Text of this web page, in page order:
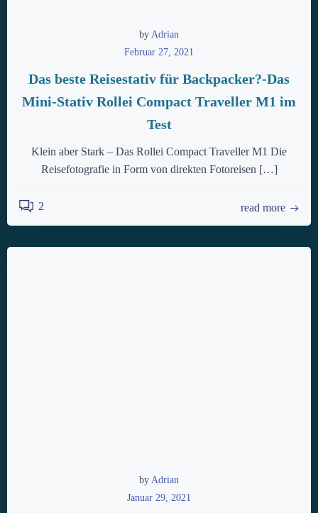
by Adrian
Februar 27, 2021
Das beste Reisestativ für Backpacker?-Das
Mini-Stativ Rollei Compact Traveller M1 im
Test
Klein aber Stark – Das Rollei Compact Traveller M1 Die
Reisefotografie in Form von direkten Fotoreisen […]
2 read more
by Adrian
Januar 29, 2021